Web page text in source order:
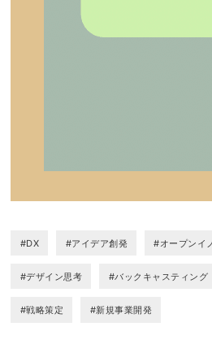
#DX #アイデア創発 #オープンイ
#デザイン思考 #バックキャスティング
#戦略策定 #新規事業開発